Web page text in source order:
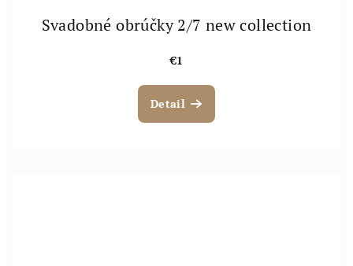
Svadobné obrúčky 2/7 new collection
€1
Detail